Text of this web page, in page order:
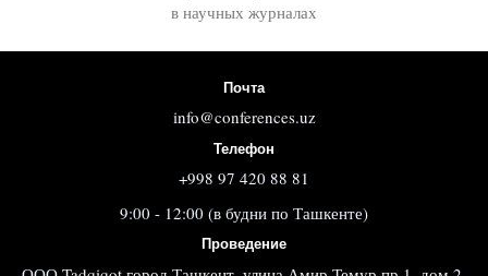
в научных журналах
Почта
info@conferences.uz
Телефон
+998 97 420 88 81
9:00 - 12:00 (в будни по Ташкенте)
Проведение